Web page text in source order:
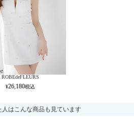
ROBEdeFLEURS
26,180
人はこんな商品も見ています